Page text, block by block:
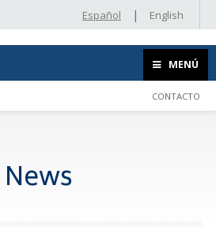
Español | English
MENÚ
CONTACTO
News